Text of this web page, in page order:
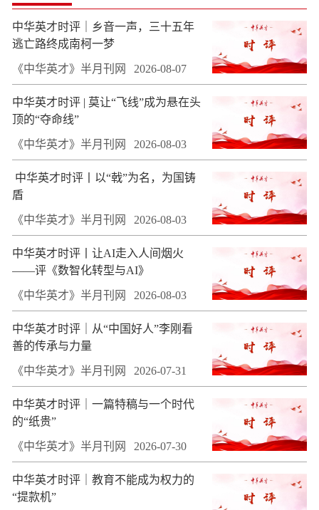
中华英才时评｜乡音一声，三十五年
逃亡路终成南柯一梦
《中华英才》半月刊网 2026-08-07
中华英才时评 | 莫让“飞线”成为悬在头
顶的“夺命线”
《中华英才》半月刊网 2026-08-03
​ 中华英才时评丨以“戟”为名，为国铸
盾
《中华英才》半月刊网 2026-08-03
中华英才时评丨让AI走入人间烟火
——评《数智化转型与AI》
《中华英才》半月刊网 2026-08-03
中华英才时评｜从“中国好人”李刚看
善的传承与力量
《中华英才》半月刊网 2026-07-31
中华英才时评｜一篇特稿与一个时代
的“纸贵”
《中华英才》半月刊网 2026-07-30
中华英才时评｜教育不能成为权力的
“提款机”